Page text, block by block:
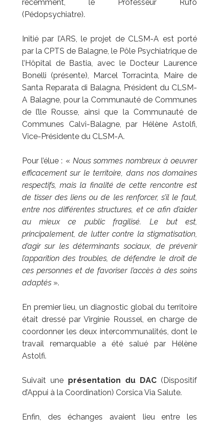
récemment, le Professeur Rufo
(Pédopsychiatre).
Initié par l’ARS, le projet de CLSM-A est porté
par la CPTS de Balagne, le Pôle Psychiatrique de
l’Hôpital de Bastia, avec le Docteur Laurence
Bonelli (présente), Marcel Torracinta, Maire de
Santa Reparata di Balagna, Président du CLSM-
A Balagne, pour la Communauté de Communes
de l’lle Rousse, ainsi que la Communauté de
Communes Calvi-Balagne, par Hélène Astolfi,
Vice-Présidente du CLSM-A.
Pour l’élue : « Nous sommes nombreux à oeuvrer
efficacement sur le territoire, dans nos domaines
respectifs, mais la finalité de cette rencontre est
de tisser des liens ou de les renforcer, s’il le faut,
entre nos différentes structures, et ce afin d’aider
au mieux ce public fragilisé. Le but est,
principalement, de lutter contre la stigmatisation,
d’agir sur les déterminants sociaux, de prévenir
l’apparition des troubles, de défendre le droit de
ces personnes et de favoriser l’accès à des soins
adaptés».
En premier lieu, un diagnostic global du territoire
était dressé par Virginie Roussel, en charge de
coordonner les deux intercommunalités, dont le
travail remarquable a été salué par Hélène
Astolfi.
Suivait une présentation du DAC (Dispositif
d’Appui à la Coordination) Corsica Via Salute.
Enfin, des échanges avaient lieu entre les